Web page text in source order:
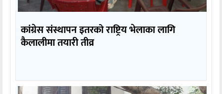
कांग्रेस संस्थापन इतरको राष्ट्रिय भेलाका लागि
कैलालीमा तयारी तीव्र